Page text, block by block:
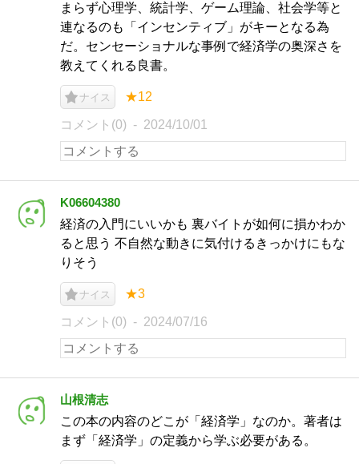
まらず心理学、統計学、ゲーム理論、社会学等と
連なるのも「インセンティブ」がキーとなる為
だ。センセーショナルな事例で経済学の奥深さを
教えてくれる良書。
ナイス ★12
コメント(0) 2024/10/01
K06604380
経済の入門にいいかも 裏バイトが如何に損かわか
ると思う 不自然な動きに気付けるきっかけにもな
りそう
ナイス ★3
コメント(0) 2024/07/16
山根清志
この本の内容のどこが「経済学」なのか。著者は
まず「経済学」の定義から学ぶ必要がある。